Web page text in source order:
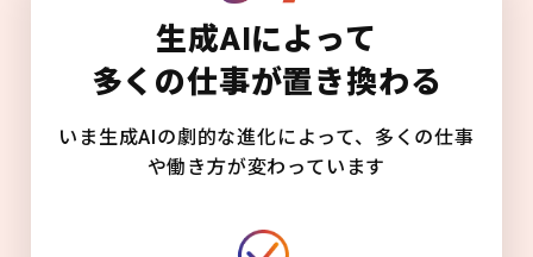
生成AIによって
多くの仕事が置き換わる
いま生成AIの劇的な進化によって、多くの仕事
や働き方が変わっています